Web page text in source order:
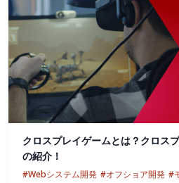
クロスプレイゲームとは？クロス
の紹介！
#Webシステム開発 #オフショア開発 #